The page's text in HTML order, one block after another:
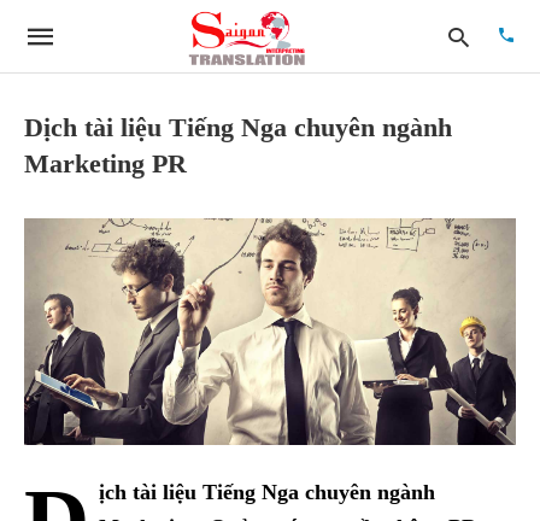
Dịch tài liệu Tiếng Nga chuyên ngành
Marketing PR
ịch tài liệu Tiếng Nga chuyên ngành